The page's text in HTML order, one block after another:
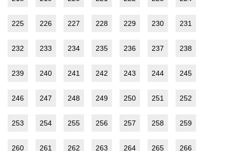
225 226 227 228 229 230 231
232 233 234 235 236 237 238
239 240 241 242 243 244 245
246 247 248 249 250 251 252
253 254 255 256 257 258 259
260 261 262 263 264 265 266